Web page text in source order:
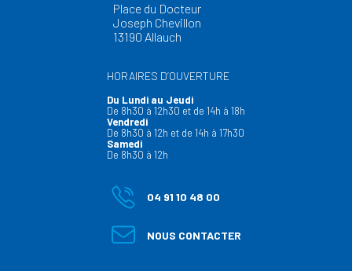
Place du Docteur
Joseph Chevillon
13190 Allauch
HORAIRES D’OUVERTURE
Du Lundi au Jeudi
De 8h30 à 12h30 et de 14h à 18h
Vendredi
De 8h30 à 12h et de 14h à 17h30
Samedi
De 8h30 à 12h
04 91 10 48 00
NOUS CONTACTER